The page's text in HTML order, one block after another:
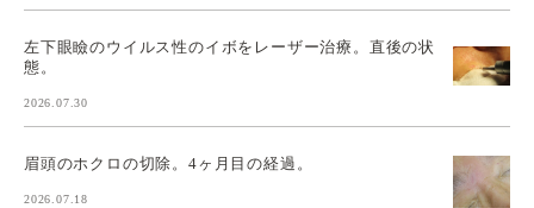
左下眼瞼のウイルス性のイボをレーザー治療。直後の状
態。
2026.07.30
眉頭のホクロの切除。4ヶ月目の経過。
2026.07.18